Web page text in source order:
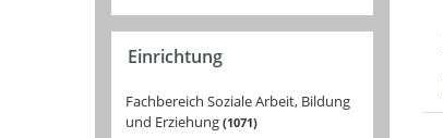
Einrichtung
Fachbereich Soziale Arbeit, Bildung
und Erziehung 1071